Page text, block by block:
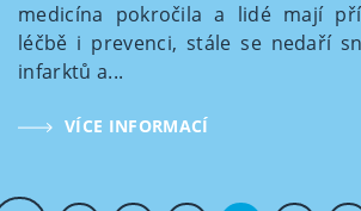
medicína pokročila a lidé mají
léčbě i prevenci, stále se nedaří
infarktů a...
VÍCE INFORMACÍ